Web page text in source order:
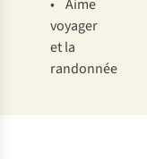
• Aime
voyager
et la
randonnée